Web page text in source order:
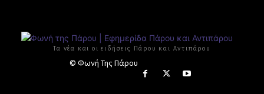
Τα νέα και οι ειδήσεις Πάρου και Αντιπάρου
© Φωνή Της Πάρου